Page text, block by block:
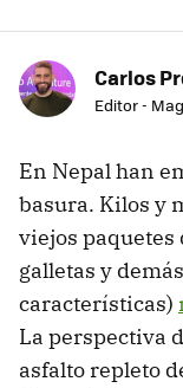
Carlos
Editor -
En Nepal han
basura. Kilos y
viejos paquetes
galletas y
características)
La perspectiva
asfalto repleto